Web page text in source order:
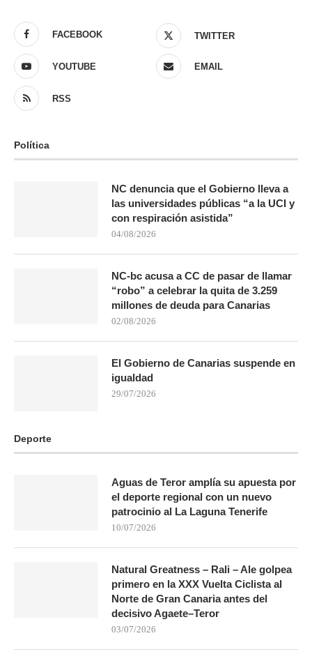
FACEBOOK TWITTER
YOUTUBE EMAIL
RSS
Política
NC denuncia que el Gobierno lleva a
las universidades públicas “a la UCI y
con respiración asistida”
04/08/2026
NC-bc acusa a CC de pasar de llamar
“robo” a celebrar la quita de 3.259
millones de deuda para Canarias
02/08/2026
El Gobierno de Canarias suspende en
igualdad
29/07/2026
Deporte
Aguas de Teror amplía su apuesta por
el deporte regional con un nuevo
patrocinio al La Laguna Tenerife
10/07/2026
Natural Greatness – Rali – Ale golpea
primero en la XXX Vuelta Ciclista al
Norte de Gran Canaria antes del
decisivo Agaete–Teror
03/07/2026